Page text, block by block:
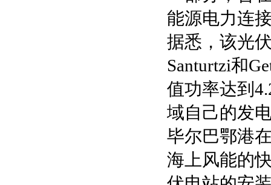
能源电力连
据悉，该光
Santurtzi和
值功率达到
域自己的发
毕尔巴鄂港
海上风能的